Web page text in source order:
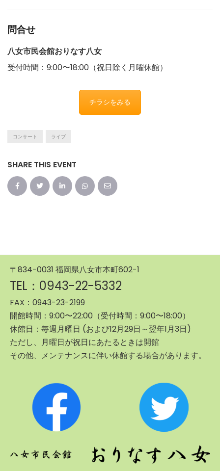
問合せ
八女市民会館おりなす八女
受付時間：9:00〜18:00（祝日除く月曜休館）
チラシをみる
コンサート ライブ
SHARE THIS EVENT
〒834-0031 福岡県八女市本町602-1
TEL：0943-22-5332
FAX：0943-23-2199
開館時間：9:00〜22:00（受付時間：9:00〜18:00）
休館日：毎週月曜日 (および12月29日～翌年1月3日)
ただし、月曜日が祝日にあたるときは開館
その他、メンテナンスに伴い休館する場合があります。